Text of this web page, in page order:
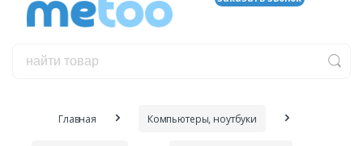
Главная Компьютеры, ноутбуки